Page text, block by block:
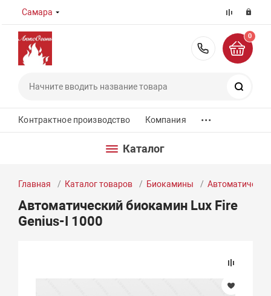
Самара
8 (800)
0
Контрактное производство Компания ...
Каталог
Главная Каталог товаров Биокамины
Автоматический биокамин Lux Fire
Genius-I 1000